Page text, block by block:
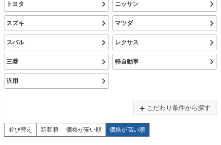
トヨタ ニッサン
スズキ マツダ
スバル レクサス
三菱 軽自動車
汎用
こだわり条件から探す
並び替え 新着順 価格が安い順 価格が高い順